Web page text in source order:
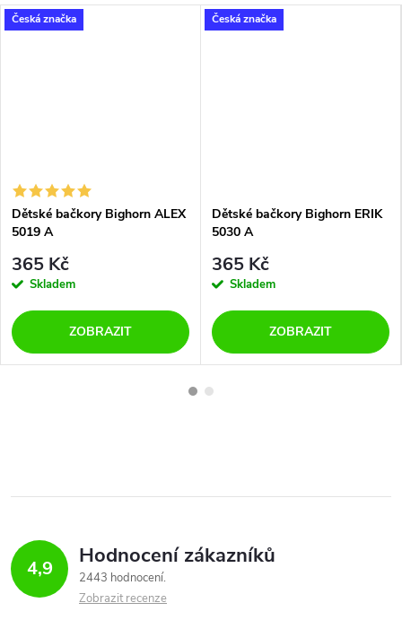
Česká značka
Dětské bačkory Bighorn ALEX
5019 A
365 Kč
Skladem
ZOBRAZIT
Česká značka
Dětské bačkory Bighorn ERIK
5030 A
365 Kč
Skladem
ZOBRAZIT
4,9 Hodnocení zákazníků
2443 hodnocení
Zobrazit recenze